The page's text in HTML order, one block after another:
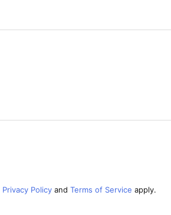
Privacy Policy and Terms of Service apply.